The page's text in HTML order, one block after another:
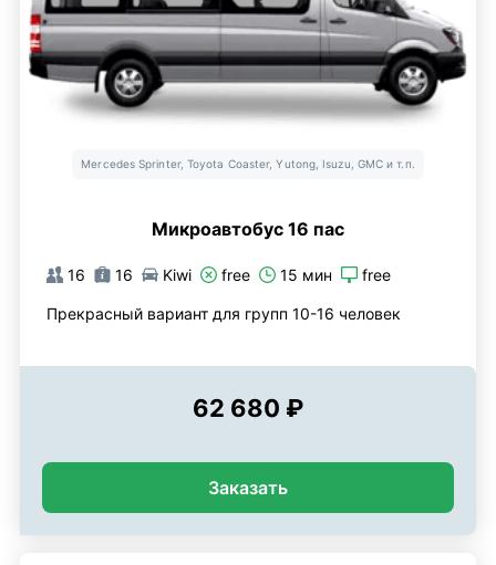
Mercedes Sprinter, Toyota Coaster, Yutong, Isuzu, GMC и т.п.
Микроавтобус 16 пас
16 16 Kiwi free 15 мин free
Прекрасный вариант для групп 10-16 человек
62 680 ₽
Заказать